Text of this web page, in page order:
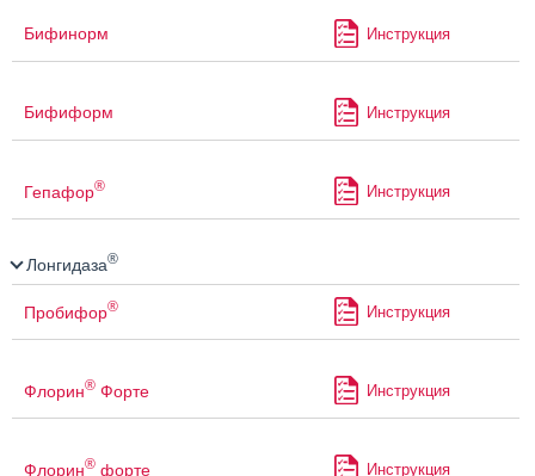
Бифинорм Инструкция
Бифиформ Инструкция
Гепафор® Инструкция
Лонгидаза®
Пробифор® Инструкция
Флорин® Форте Инструкция
Флорин® форте Инструкция